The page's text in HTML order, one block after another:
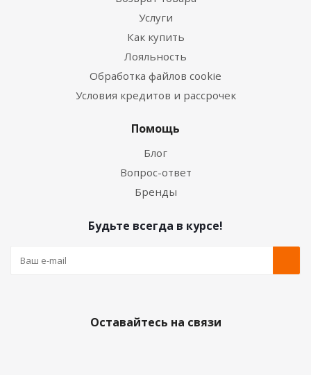
Услуги
Как купить
Лояльность
Обработка файлов cookie
Условия кредитов и рассрочек
Помощь
Блог
Вопрос-ответ
Бренды
Будьте всегда в курсе!
Оставайтесь на связи